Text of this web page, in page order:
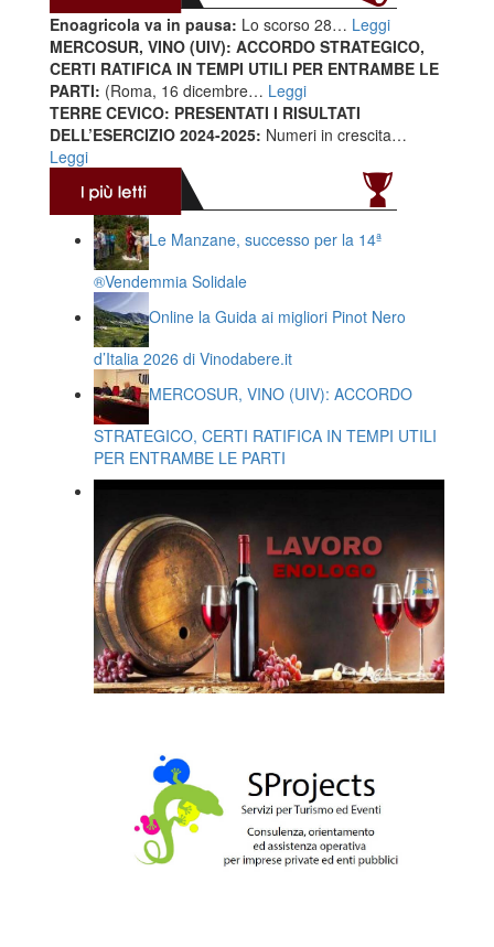
Enoagricola va in pausa: Lo scorso 28… Leggi
MERCOSUR, VINO (UIV): ACCORDO STRATEGICO,
CERTI RATIFICA IN TEMPI UTILI PER ENTRAMBE LE
PARTI: (Roma, 16 dicembre… Leggi
TERRE CEVICO: PRESENTATI I RISULTATI
DELL’ESERCIZIO 2024-2025: Numeri in crescita…
Leggi
Le Manzane, successo per la 14ª
®️Vendemmia Solidale
Online la Guida ai migliori Pinot Nero
d’Italia 2026 di Vinodabere.it
MERCOSUR, VINO (UIV): ACCORDO
STRATEGICO, CERTI RATIFICA IN TEMPI UTILI
PER ENTRAMBE LE PARTI